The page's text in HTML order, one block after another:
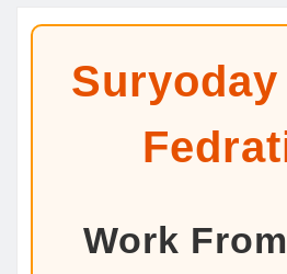
Work